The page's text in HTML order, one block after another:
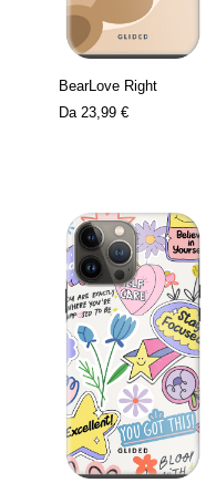
BearLove Right
Da 23,99 €